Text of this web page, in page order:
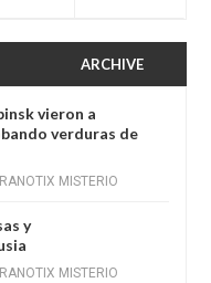
ARCHIVE
vieron a
verduras de
MISTERIO
y
MISTERIO